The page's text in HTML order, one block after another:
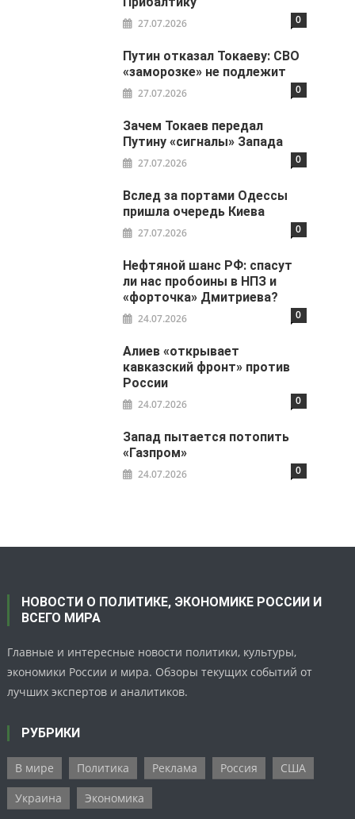
27.07.2026 0
Путин отказал Токаеву: СВО
«заморозке» не подлежит
27.07.2026 0
Зачем Токаев передал
Путину «сигналы» Запада
27.07.2026 0
Вслед за портами Одессы
пришла очередь Киева
27.07.2026 0
Нефтяной шанс РФ: спасут
ли нас пробоины в НПЗ и
«форточка» Дмитриева?
24.07.2026 0
Алиев «открывает
кавказский фронт» против
России
24.07.2026 0
Запад пытается потопить
«Газпром»
24.07.2026 0
НОВОСТИ О ПОЛИТИКЕ, ЭКОНОМИКЕ РОССИИ И
ВСЕГО МИРА
Главные и интересные новости политики, культуры,
экономики России и мира. Обзоры текущих событий от
лучших экспертов и аналитиков.
РУБРИКИ
В мире Политика Реклама Россия
США
Украина
Экономика